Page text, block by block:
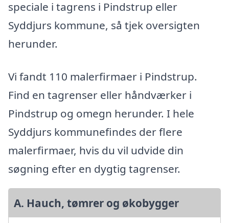
speciale i tagrens i Pindstrup eller
Syddjurs kommune, så tjek oversigten
herunder.
Vi fandt 110 malerfirmaer i Pindstrup.
Find en tagrenser eller håndværker i
Pindstrup og omegn herunder. I hele
Syddjurs kommunefindes der flere
malerfirmaer, hvis du vil udvide din
søgning efter en dygtig tagrenser.
A. Hauch, tømrer og økobygger